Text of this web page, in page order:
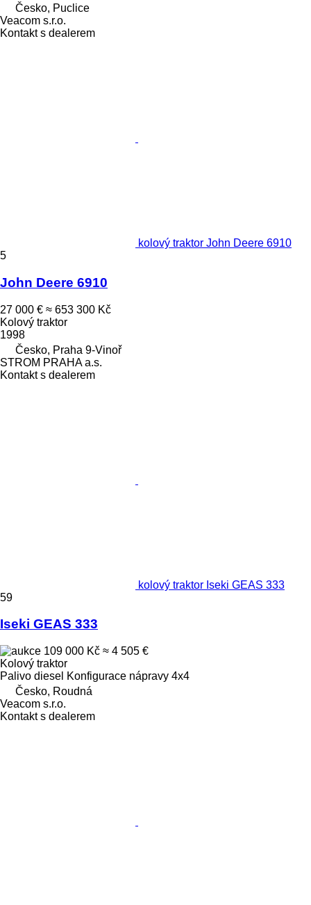
Česko, Puclice
Veacom s.r.o.
Kontakt s dealerem
kolový traktor John Deere 6910
5
John Deere 6910
27 000 € ≈ 653 300 Kč
Kolový traktor
1998
Česko, Praha 9-Vinoř
STROM PRAHA a.s.
Kontakt s dealerem
kolový traktor Iseki GEAS 333
59
Iseki GEAS 333
109 000 Kč ≈ 4 505 €
Kolový traktor
Palivo diesel Konfigurace nápravy 4x4
Česko, Roudná
Veacom s.r.o.
Kontakt s dealerem